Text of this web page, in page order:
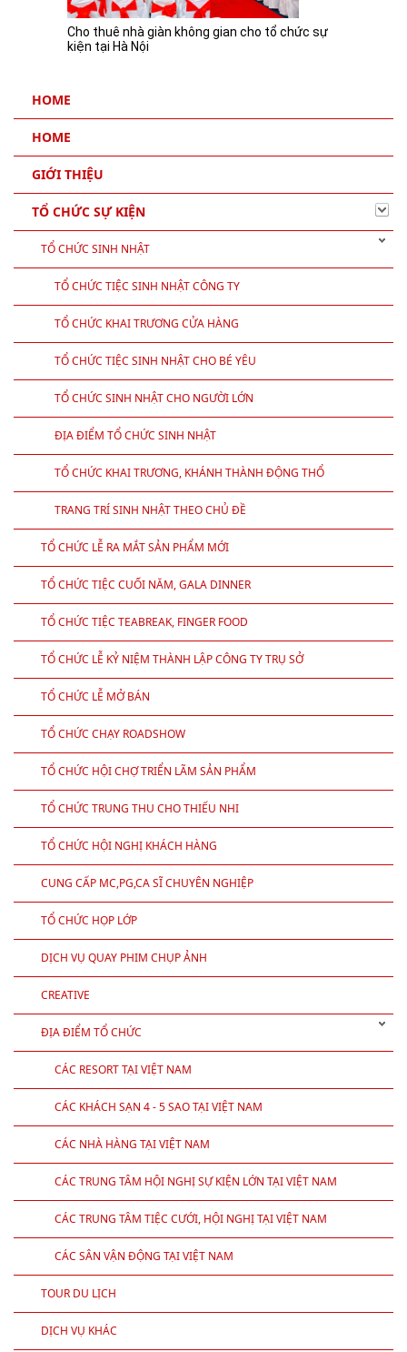
HOME
HOME
GIỚI THIỆU
TỔ CHỨC SỰ KIỆN
TỔ CHỨC SINH NHẬT
TỔ CHỨC TIỆC SINH NHẬT CÔNG TY
TỔ CHỨC KHAI TRƯƠNG CỬA HÀNG
TỔ CHỨC TIỆC SINH NHẬT CHO BÉ YÊU
TỔ CHỨC SINH NHẬT CHO NGƯỜI LỚN
ĐỊA ĐIỂM TỔ CHỨC SINH NHẬT
TỔ CHỨC KHAI TRƯƠNG, KHÁNH THÀNH ĐỘNG THỔ
TRANG TRÍ SINH NHẬT THEO CHỦ ĐỀ
TỔ CHỨC LỄ RA MẮT SẢN PHẨM MỚI
TỔ CHỨC TIỆC CUỐI NĂM, GALA DINNER
TỔ CHỨC TIỆC TEABREAK, FINGER FOOD
TỔ CHỨC LỄ KỶ NIỆM THÀNH LẬP CÔNG TY TRỤ SỞ
TỔ CHỨC LỄ MỞ BÁN
TỔ CHỨC CHẠY ROADSHOW
TỔ CHỨC HỘI CHỢ TRIỂN LÃM SẢN PHẨM
TỔ CHỨC TRUNG THU CHO THIẾU NHI
TỔ CHỨC HỘI NGHỊ KHÁCH HÀNG
CUNG CẤP MC,PG,CA SĨ CHUYÊN NGHIỆP
TỔ CHỨC HỌP LỚP
DỊCH VỤ QUAY PHIM CHỤP ẢNH
CREATIVE
ĐỊA ĐIỂM TỔ CHỨC
CÁC RESORT TẠI VIỆT NAM
CÁC KHÁCH SẠN 4 - 5 SAO TẠI VIỆT NAM
CÁC NHÀ HÀNG TẠI VIỆT NAM
CÁC TRUNG TÂM HỘI NGHỊ SỰ KIỆN LỚN TẠI VIỆT NAM
CÁC TRUNG TÂM TIỆC CƯỚI, HỘI NGHỊ TẠI VIỆT NAM